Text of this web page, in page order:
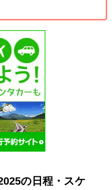
の日程・スケ